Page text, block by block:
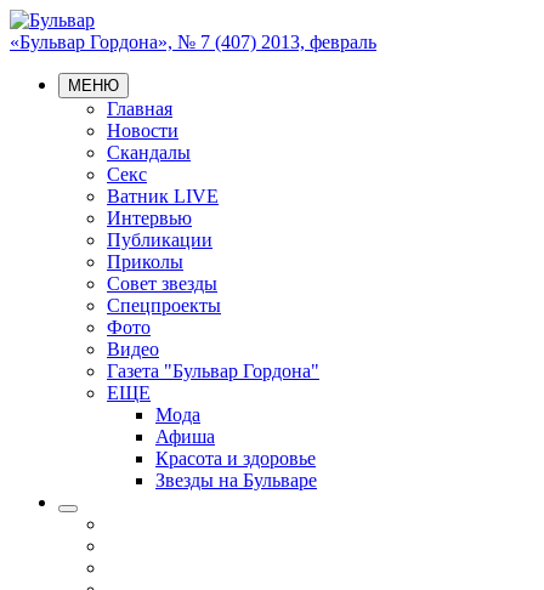
«Бульвар Гордона», № 7 (407) 2013, февраль
МЕНЮ
Главная
Новости
Скандалы
Секс
Ватник LIVE
Интервью
Публикации
Приколы
Совет звезды
Спецпроекты
Фото
Видео
Газета "Бульвар Гордона"
ЕЩЕ
Мода
Афиша
Красота и здоровье
Звезды на Бульваре